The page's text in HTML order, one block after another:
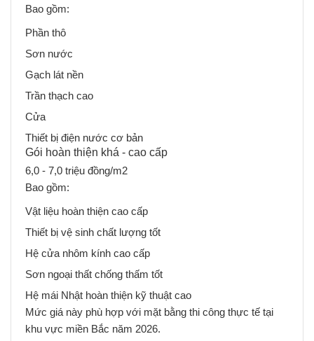
Bao gồm:
Phần thô
Sơn nước
Gạch lát nền
Trần thạch cao
Cửa
Thiết bị điện nước cơ bản
Gói hoàn thiện khá - cao cấp
6,0 - 7,0 triệu đồng/m2
Bao gồm:
Vật liệu hoàn thiện cao cấp
Thiết bị vệ sinh chất lượng tốt
Hệ cửa nhôm kính cao cấp
Sơn ngoại thất chống thấm tốt
Hệ mái Nhật hoàn thiện kỹ thuật cao
Mức giá này phù hợp với mặt bằng thi công thực tế tại
khu vực miền Bắc năm 2026.